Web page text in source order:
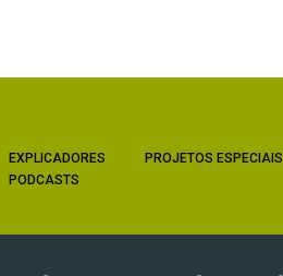
EXPLICADORES
PODCASTS
PROJETOS ESPECIAIS